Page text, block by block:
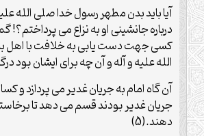
آیا باید بدن مطهر رسول خدا صلی الله
درباره جانشینی او به نزاع می پرداختم؟!
کسی جهت دست یابی به خلافت با اهل
الله علیه و آله و آن چه برای ایشان بود
آن گاه امام به جریان غدیر می پردازد و
جریان غدیر بودند قسم می دهد تا
دهند.(5)